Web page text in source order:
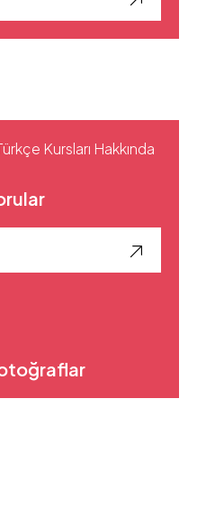
Kursları Hakkında